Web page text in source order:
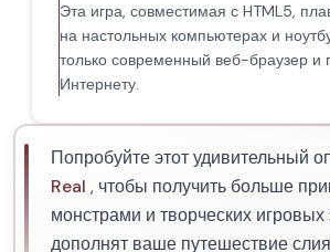
Эта игра, совместимая с HTML5,
на настольных компьютерах и
только современный веб-браузер и
Интернету.
Попробуйте этот удивительный
Real , чтобы получить больше
монстрами и творческих игровых
дополнят ваше путешествие